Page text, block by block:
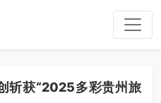
斩获“2025多彩贵州旅